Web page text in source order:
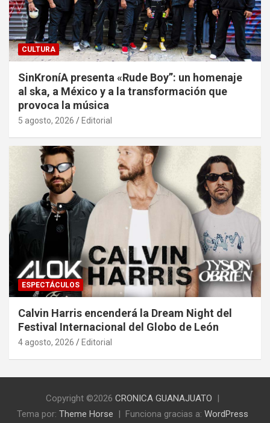
CULTURA
SinKroníA presenta «Rude Boy”: un homenaje
al ska, a México y a la transformación que
provoca la música
5 agosto, 2026 Editorial
ESPECTÁCULOS
Calvin Harris encenderá la Dream Night del
Festival Internacional del Globo de León
4 agosto, 2026 Editorial
Copyright ©2026 CRONICA GUANAJUATO
Tema por: Theme Horse Funciona gracias a: WordPress